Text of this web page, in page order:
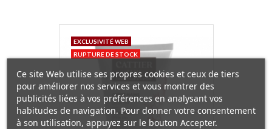
EXCLUSIVITÉ WEB
RUPTURE DE STOCK
Ce site Web utilise ses propres cookies et ceux de tiers
pour améliorer nos services et vous montrer des
publicités liées à vos préférences en analysant vos
habitudes de navigation. Pour donner votre consentement
à son utilisation, appuyez sur le bouton Accepter.